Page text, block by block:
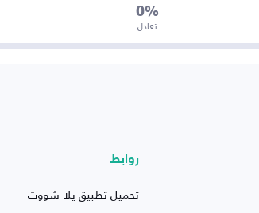
0%
تعادل
روابط
تحميل تطبيق يلا شووت